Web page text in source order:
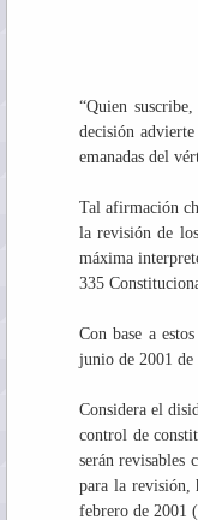
“Quien
decisión
emanadas del
Tal afirmación
la revisión de
máxima
335
Con base a
junio de 2001 de
Considera el
control de
serán
para la revisión,
febrero de 2001